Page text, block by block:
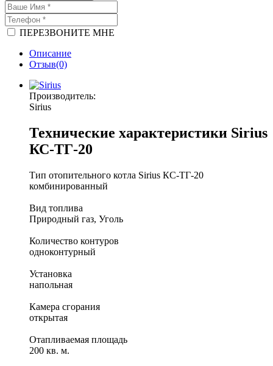
ПЕРЕЗВОНИТЕ МНЕ
Описание
Отзыв(0)
Производитель:
Sirius
Технические характеристики Sirius
КС-ТГ-20
Тип отопительного котла Sirius КС-ТГ-20
комбинированный
Вид топлива
Природный газ, Уголь
Количество контуров
одноконтурный
Установка
напольная
Камера сгорания
открытая
Отапливаемая площадь
200 кв. м.